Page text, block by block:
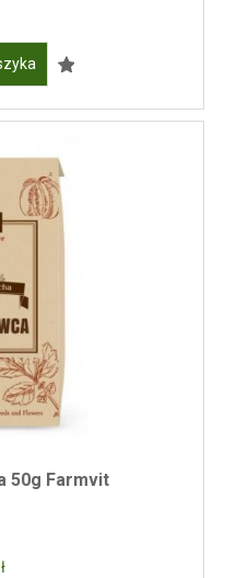
50g Farmvit